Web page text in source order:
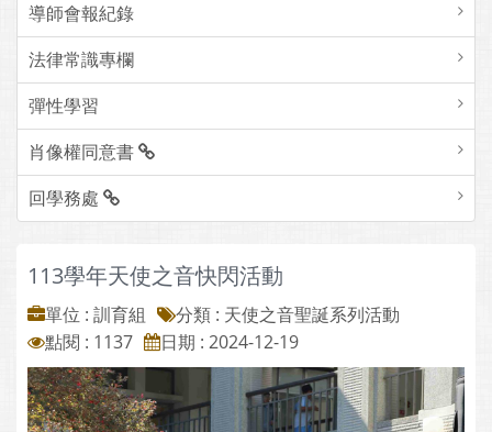
導師會報紀錄
法律常識專欄
彈性學習
肖像權同意書
回學務處
113學年天使之音快閃活動
單位 : 訓育組 分類 : 天使之音聖誕系列活動
點閱 : 1137
日期 : 2024-12-19